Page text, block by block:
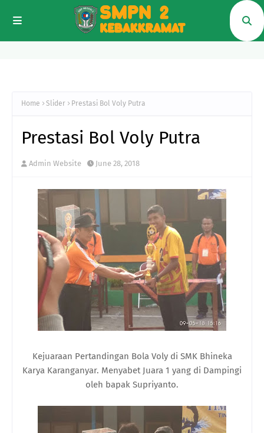
Home Slider Prestasi Bol Voly Putra
Prestasi Bol Voly Putra
Admin Website June 28, 2018
Kejuaraan Pertandingan Bola Voly di SMK Bhineka
Karya Karanganyar. Menyabet Juara 1 yang di Dampingi
oleh bapak Supriyanto.